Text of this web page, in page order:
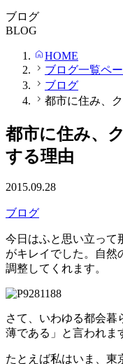
ブログ
BLOG
HOME
ブログ一覧ペ
ブログ
都市に住み、
都市に住み、
する理由
2015.09.28
ブログ
今日はふと思い立って
がキレイでした。自然
調整してくれます。
さて、いわゆる都会暮
薄である」と言われま
たとえば私はいま、東